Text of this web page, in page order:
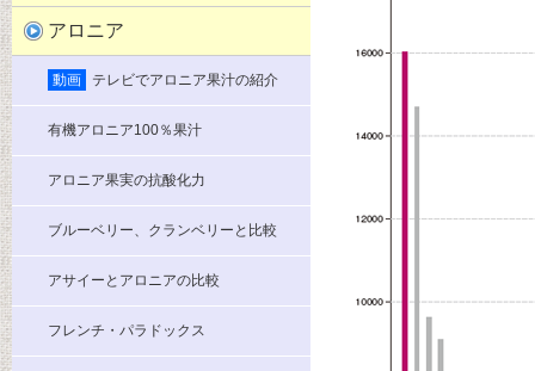
アロニア
動画 テレビでアロニア果汁の紹介
有機アロニア100％果汁
アロニア果実の抗酸化力
ブルーベリー、クランベリーと比較
アサイーとアロニアの比較
フレンチ・パラドックス